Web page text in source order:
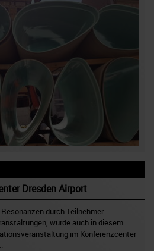
Dresden Airport
durch Teilnehmer
wurde auch in diesem
im Konferenzcenter